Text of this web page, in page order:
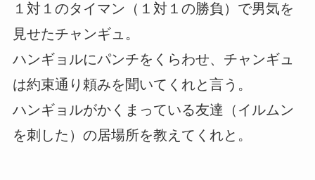
１対１のタイマン（１対１の勝負）で男気を
見せたチャンギュ。
ハンギョルにパンチをくらわせ、チャンギュ
は約束通り頼みを聞いてくれと言う。
ハンギョルがかくまっている友達（イルムン
を刺した）の居場所を教えてくれと。